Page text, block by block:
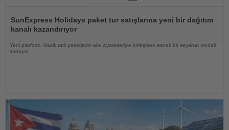
Oku
SunExpress Holidays paket tur satışlarına yeni bir dağıtım
kanalı kazandırıyor
Yeni platform, klasik tatil paketlerini aile ziyaretleriyle birleştiren esnek bir seyahat modeli
sunuyor